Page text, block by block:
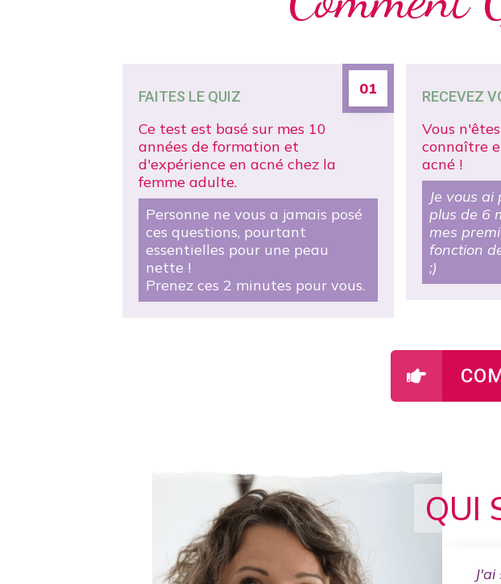
FAITES LE QUIZ 01
Ce test est basé sur mes 10
années de formation et
d'expérience en acné chez la
femme adulte.
Personne ne vous a jamais posé
ces questions, pourtant
essentielles pour une peau
nette !
Prenez ces 2 minutes pour vous.
RECEVEZ
Vous
connaître
acné !
Je vous
plus de 6
mes
fonction
;)
QUI